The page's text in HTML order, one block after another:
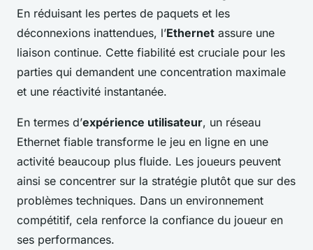
En réduisant les pertes de paquets et les
déconnexions inattendues, l’Ethernet assure une
liaison continue. Cette fiabilité est cruciale pour les
parties qui demandent une concentration maximale
et une réactivité instantanée.
En termes d’expérience utilisateur, un réseau
Ethernet fiable transforme le jeu en ligne en une
activité beaucoup plus fluide. Les joueurs peuvent
ainsi se concentrer sur la stratégie plutôt que sur des
problèmes techniques. Dans un environnement
compétitif, cela renforce la confiance du joueur en
ses performances.